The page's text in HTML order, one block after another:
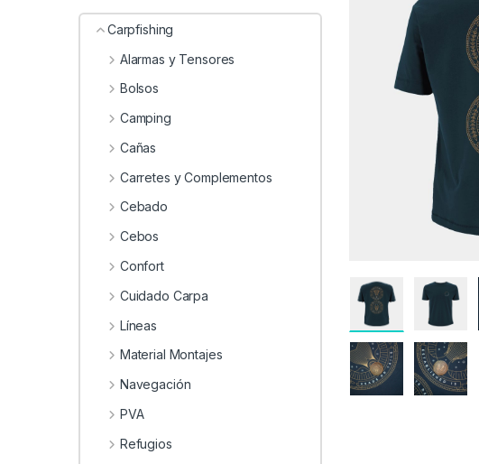
Carpfishing
Alarmas y Tensores
Bolsos
Camping
Cañas
Carretes y Complementos
Cebado
Cebos
Confort
Cuidado Carpa
Líneas
Material Montajes
Navegación
PVA
Refugios